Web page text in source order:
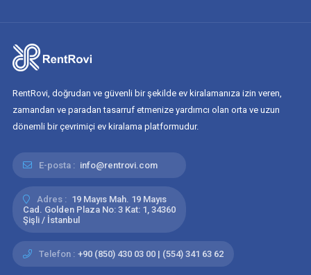
RentRovi, doğrudan ve güvenli bir şekilde ev kiralamanıza izin veren,
zamandan ve paradan tasarruf etmenize yardımcı olan orta ve uzun
dönemli bir çevrimiçi ev kiralama platformudur.
E-posta : info@rentrovi.com
Adres : 19 Mayıs Mah. 19 Mayıs
Cad. Golden Plaza No: 3 Kat: 1, 34360
Şişli / İstanbul
Telefon : +90 (850) 430 03 00 | (554) 341 63 62